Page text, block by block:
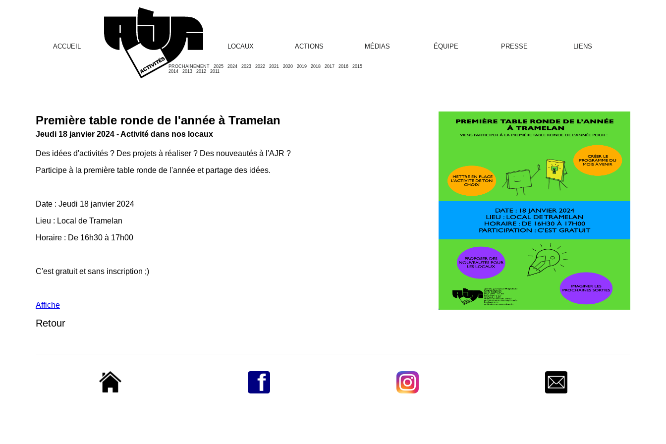
ACCUEIL
PROCHAINEMENT 2025 2024 2023 2022 2021 2020 2019 2018 2017 2016
2015
2014
2013 2012 2011
LOCAUX ACTIONS MÉDIAS ÉQUIPE PRESSE LIENS
Première table ronde de l'année à Tramelan
Jeudi 18 janvier 2024 - Activité dans nos locaux
Des idées d'activités ? Des projets à réaliser ? Des nouveautés à l'AJR ?
Participe à la première table ronde de l'année et partage des idées.
Date : Jeudi 18 janvier 2024
Lieu : Local de Tramelan
Horaire : De 16h30 à 17h00
C'est gratuit et sans inscription ;)
Affiche
Retour